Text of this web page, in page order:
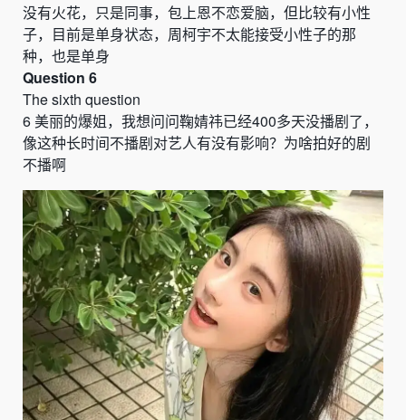
没有火花，只是同事，包上恩不恋爱脑，但比较有小性
子，目前是单身状态，周柯宇不太能接受小性子的那
种，也是单身
Question 6
The sixth question
6美丽的爆姐，我想问问鞠婧祎已经400多天没播剧了，
像这种长时间不播剧对艺人有没有影响？为啥拍好的剧
不播啊